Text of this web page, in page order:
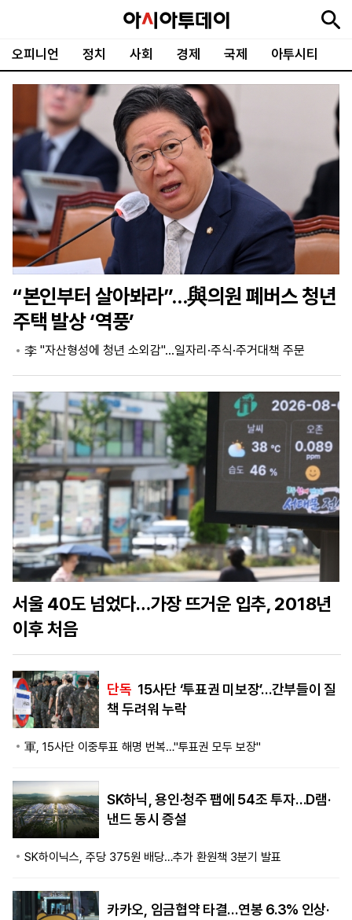
오피니언 정치 사회 경제 국제 아투시티
스
신
보
치
회
제
제
피
플
투
화
포
츠
토
ENGLISH
文
Tiếng
Việt
지
면
기
신
문
독
후
원
기
제
보
시
회
사
개
앱
설
마
켓
파
워
운
세
대
학
동
문
골
프
“본인부터 살아봐라”…與의원 폐버스 청년
주택 발상 ‘역풍’
李 "자산형성에 청년 소외감"…일자리·주식·주거대책 주문
서울 40도 넘었다…가장 뜨거운 입추, 2018년
이후 처음
단독 15사단 ‘투표권 미보장’…간부들이 질
책 두려워 누락
軍, 15사단 이중투표 해명 번복…"투표권 모두 보장"
SK하닉, 용인·청주 팹에 54조 투자…D램·
낸드 동시 증설
SK하이닉스, 주당 375원 배당…추가 환원책 3분기 발표
카카오, 임금협약 타결…연봉 6.3% 인상·